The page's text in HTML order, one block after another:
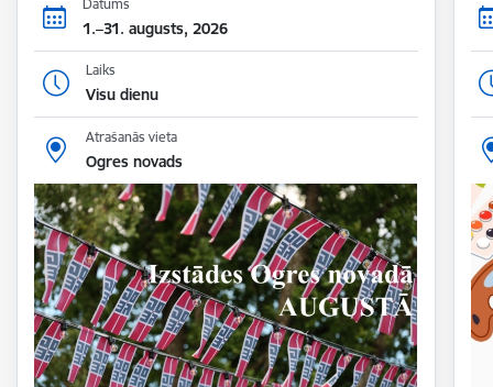
Datums
1.–31. augusts, 2026
Laiks
Visu dienu
Atrašanās vieta
Ogres novads